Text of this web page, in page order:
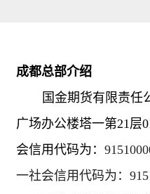
成都总部介绍
国金期货有限责任
广场办公楼塔一第21层
会信用代码为：
一社会信用代码为：